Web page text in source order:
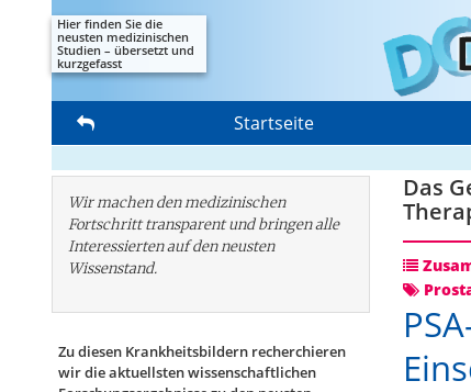
Hier finden Sie die
neusten medizinischen
Studien – übersetzt und
kurzgefasst
Startseite
Wir machen den medizinischen
Fortschritt transparent und bringen alle
Interessierten auf den neusten
Wissenstand.
Zu diesen Krankheitsbildern recherchieren
wir die aktuellsten wissenschaftlichen
Das